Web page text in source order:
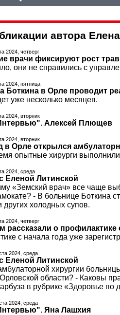
автора
2024, четверг
врачи фиксируют рост
они не справились с
2024, пятница
Боткина в Орле проводит
уже несколько месяцев.
2024, вторник
Алексей Плющев
2024, вторник
в Орле открылся
опытные хирурги
2024, среда
Еленой Литинской
«Земский врач» все чаще
- В больнице Боткина
других холодных супов.
2024, четверг
рассказали о
с начала года уже
2024, среда
Еленой Литинской
хирургии
области? - Каковы
в рубрике «Здоровье по
2024, среда
Яна Лашхия